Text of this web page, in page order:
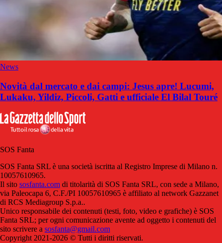
News
Novità dal mercato e dai campi: Jesus apre! Lucumi,
Lukaku, Yildiz, Piccoli, Gatti e ufficiale El Bilal Touré
SOS Fanta
SOS Fanta SRL è una società iscritta al Registro Imprese di Milano n.
10057610965.
Il sito sosfanta.com di titolarità di SOS Fanta SRL, con sede a Milano,
via Paleocapa 6, C.F./PI 10057610965 è affiliato al network Gazzanet
di RCS Mediagroup S.p.a..
Unico responsabile dei contenuti (testi, foto, video e grafiche) è SOS
Fanta SRL; per ogni comunicazione avente ad oggetto i contenuti del
sito scrivere a sosfanta@gmail.com
Copyright 2021-2026 © Tutti i diritti riservati.